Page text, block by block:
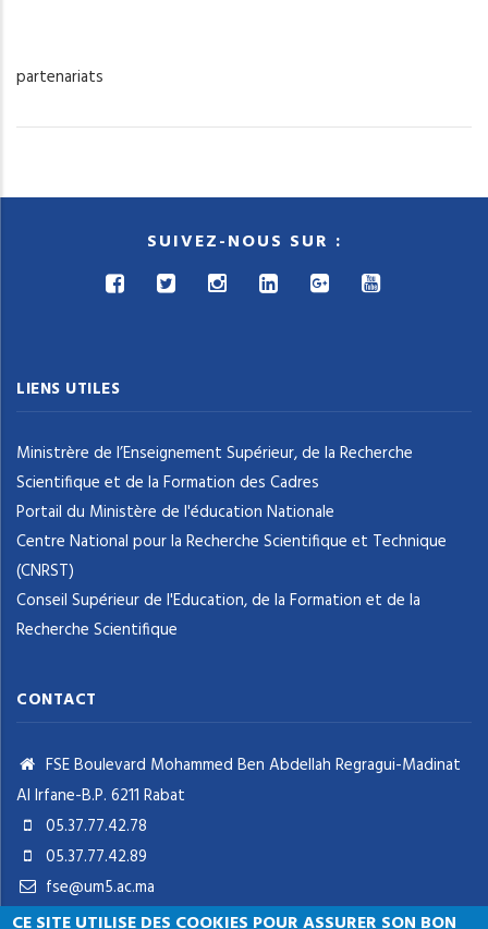
partenariats
SUIVEZ-NOUS SUR :
LIENS UTILES
Ministrère de l’Enseignement Supérieur, de la Recherche
Scientifique et de la Formation des Cadres
Portail du Ministère de l'éducation Nationale
Centre National pour la Recherche Scientifique et Technique
(CNRST)
Conseil Supérieur de l'Education, de la Formation et de la
Recherche Scientifique
CONTACT
FSE Boulevard Mohammed Ben Abdellah Regragui-Madinat
Al Irfane-B.P. 6211 Rabat
05.37.77.42.78
05.37.77.42.89
fse@um5.ac.ma